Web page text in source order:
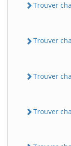
Trouver
Trouver
Trouver
Trouver